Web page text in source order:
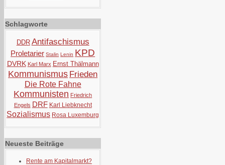
Schlagworte
DDR Antifaschismus
Proletarier Stalin Lenin KPD
DVRK Karl Marx Ernst Thälmann
Kommunismus Frieden
Die Rote Fahne
Kommunisten Friedrich
Engels DRF Karl Liebknecht
Sozialismus Rosa Luxemburg
Neueste Beiträge
Rente am Kapitalmarkt?